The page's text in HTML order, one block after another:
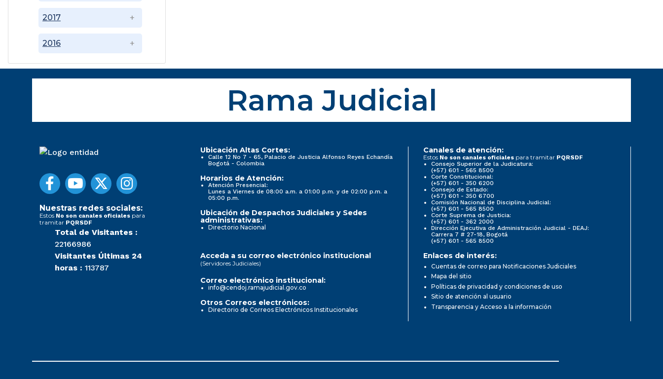
2016
2017
Rama Judicial
Nuestras redes sociales:
Estos No son canales oficiales para
tramitar PQRSDF
Total de Visitantes :
22166986
Visitantes Últimas 24
horas : 113787
Ubicación Altas Cortes:
Calle 12 No 7 - 65, Palacio de Justicia Alfonso Reyes Echandía
Bogotá - Colombia
Horarios de Atención:
Atención Presencial:
Lunes a Viernes de 08:00 a.m. a 01:00 p.m. y de 02:00 p.m. a
05:00 p.m.
Ubicación de Despachos Judiciales y Sedes
administrativas:
Directorio Nacional
Canales de atención:
Estos No son canales oficiales para tramitar PQRSDF
Consejo Superior de la Judicatura:
(+57) 601 - 565 8500
Corte Constitucional:
(+57) 601 - 350 6200
Consejo de Estado:
(+57) 601 - 350 6700
Comisión Nacional de Disciplina Judicial:
(+57) 601 - 565 8500
Corte Suprema de Justicia:
(+57) 601 - 362 2000
Dirección Ejecutiva de Administración Judicial - DEAJ:
Carrera 7 # 27-18, Bogotá
(+57) 601 - 565 8500
Acceda a su correo electrónico institucional
(Servidores Judiciales)
Correo electrónico institucional:
info@cendoj.ramajudicial.gov.co
Otros Correos electrónicos:
Directorio de Correos Electrónicos Institucionales
Enlaces de interés:
Cuentas de correo para Notificaciones Judiciales
Mapa del sitio
Políticas de privacidad y condiciones de uso
Sitio de atención al usuario
Transparencia y Acceso a la información